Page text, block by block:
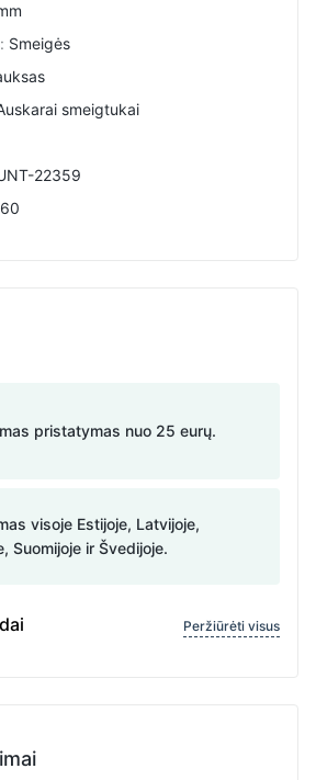
: Smeigės
smeigtukai
22359
pristatymas nuo 25 eurų.
visoje Estijoje, Latvijoje,
Suomijoje ir Švedijoje.
Peržiūrėti visus